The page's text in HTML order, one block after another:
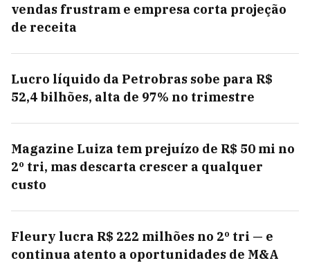
vendas frustram e empresa corta projeção
de receita
Lucro líquido da Petrobras sobe para R$
52,4 bilhões, alta de 97% no trimestre
Magazine Luiza tem prejuízo de R$ 50 mi no
2º tri, mas descarta crescer a qualquer
custo
Fleury lucra R$ 222 milhões no 2º tri — e
continua atento a oportunidades de M&A